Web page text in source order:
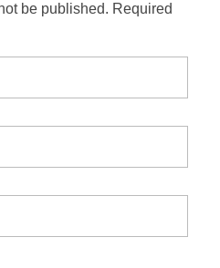
be published. Required